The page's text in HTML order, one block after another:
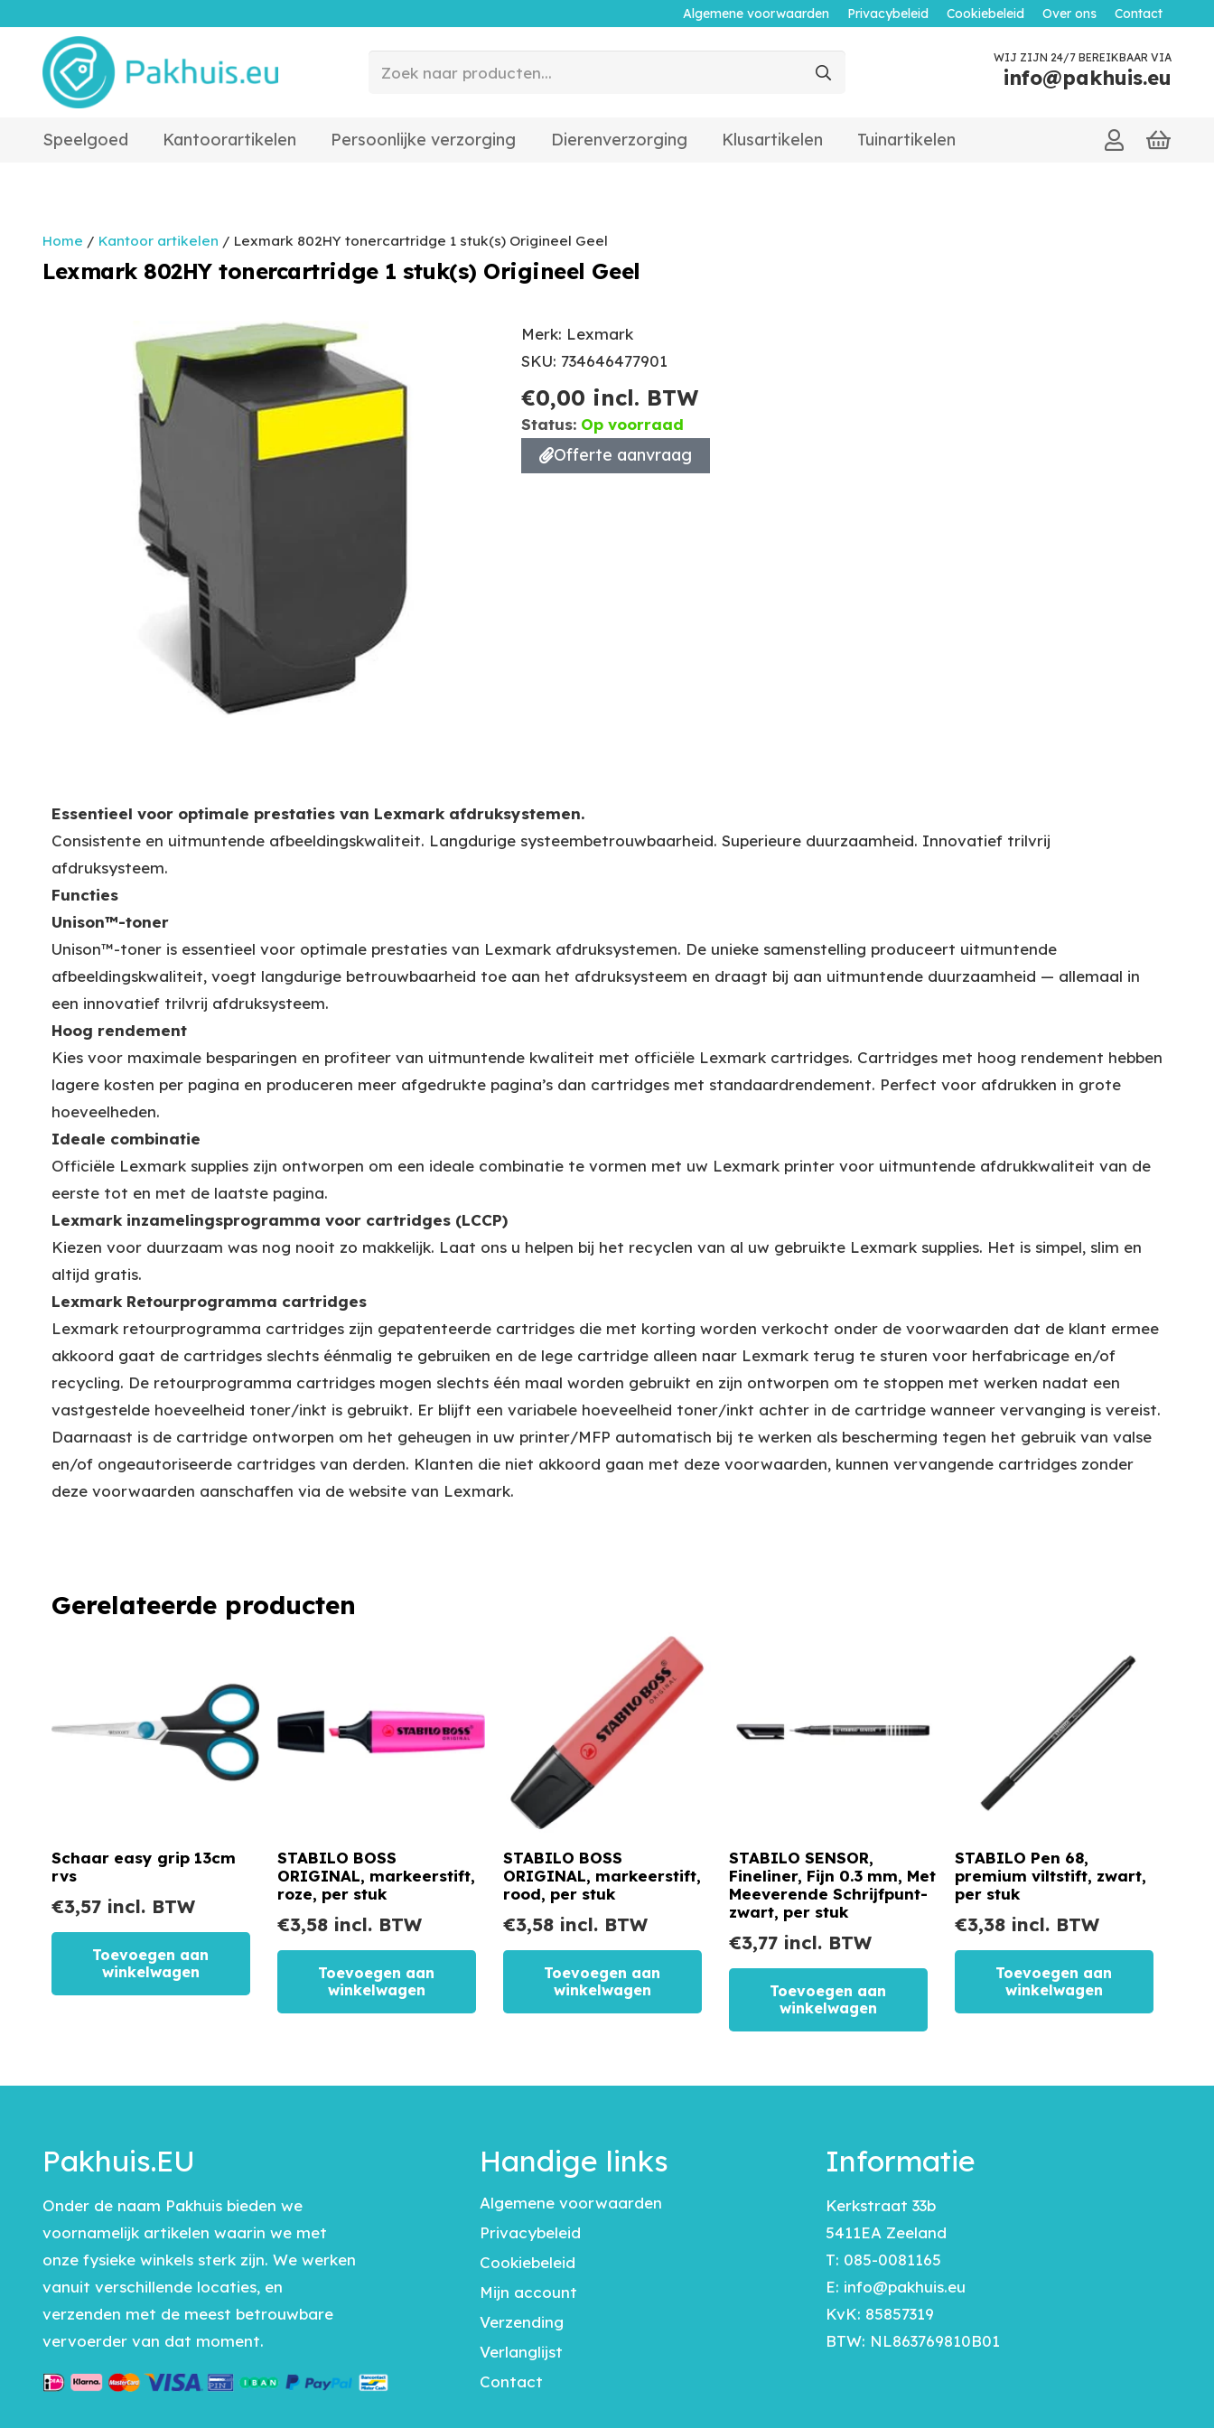
Algemene voorwaarden Privacybeleid Cookiebeleid Over ons Contact
WIJ ZIJN 24/7 BEREIKBAAR VIA
info@pakhuis.eu
Speelgoed Kantoorartikelen Persoonlijke verzorging Dierenverzorging Klusartikelen Tuinartikelen
Home / Kantoor artikelen / Lexmark 802HY tonercartridge 1 stuk(s) Origineel Geel
Lexmark 802HY tonercartridge 1 stuk(s) Origineel Geel
Merk: Lexmark
SKU: 734646477901
€0,00 incl. BTW
Status: Op voorraad
Offerte aanvraag
Essentieel voor optimale prestaties van Lexmark afdruksystemen.
Consistente en uitmuntende afbeeldingskwaliteit. Langdurige systeembetrouwbaarheid. Superieure duurzaamheid. Innovatief trilvrij
afdruksysteem.
Functies
Unison™-toner
Unison™-toner is essentieel voor optimale prestaties van Lexmark afdruksystemen. De unieke samenstelling produceert uitmuntende
afbeeldingskwaliteit, voegt langdurige betrouwbaarheid toe aan het afdruksysteem en draagt bij aan uitmuntende duurzaamheid — allemaal in
een innovatief trilvrij afdruksysteem.
Hoog rendement
Kies voor maximale besparingen en profiteer van uitmuntende kwaliteit met officiële Lexmark cartridges. Cartridges met hoog rendement hebben
lagere kosten per pagina en produceren meer afgedrukte pagina’s dan cartridges met standaardrendement. Perfect voor afdrukken in grote
hoeveelheden.
Ideale combinatie
Officiële Lexmark supplies zijn ontworpen om een ideale combinatie te vormen met uw Lexmark printer voor uitmuntende afdrukkwaliteit van de
eerste tot en met de laatste pagina.
Lexmark inzamelingsprogramma voor cartridges (LCCP)
Kiezen voor duurzaam was nog nooit zo makkelijk. Laat ons u helpen bij het recyclen van al uw gebruikte Lexmark supplies. Het is simpel, slim en
altijd gratis.
Lexmark Retourprogramma cartridges
Lexmark retourprogramma cartridges zijn gepatenteerde cartridges die met korting worden verkocht onder de voorwaarden dat de klant ermee
akkoord gaat de cartridges slechts éénmalig te gebruiken en de lege cartridge alleen naar Lexmark terug te sturen voor herfabricage en/of
recycling. De retourprogramma cartridges mogen slechts één maal worden gebruikt en zijn ontworpen om te stoppen met werken nadat een
vastgestelde hoeveelheid toner/inkt is gebruikt. Er blijft een variabele hoeveelheid toner/inkt achter in de cartridge wanneer vervanging is vereist.
Daarnaast is de cartridge ontworpen om het geheugen in uw printer/MFP automatisch bij te werken als bescherming tegen het gebruik van valse
en/of ongeautoriseerde cartridges van derden. Klanten die niet akkoord gaan met deze voorwaarden, kunnen vervangende cartridges zonder
deze voorwaarden aanschaffen via de website van Lexmark.
Gerelateerde producten
Schaar easy grip 13cm
rvs
€3,57 incl. BTW
Toevoegen aan
winkelwagen
STABILO BOSS
ORIGINAL, markeerstift,
roze, per stuk
€3,58 incl. BTW
Toevoegen aan
winkelwagen
STABILO BOSS
ORIGINAL, markeerstift,
rood, per stuk
€3,58 incl. BTW
Toevoegen aan
winkelwagen
STABILO SENSOR,
Fineliner, Fijn 0.3 mm, Met
Meeverende Schrijfpunt-
zwart, per stuk
€3,77 incl. BTW
Toevoegen aan
winkelwagen
STABILO Pen 68,
premium viltstift, zwart,
per stuk
€3,38 incl. BTW
Toevoegen aan
winkelwagen
Pakhuis.EU
Onder de naam Pakhuis bieden we
voornamelijk artikelen waarin we met
onze fysieke winkels sterk zijn. We werken
vanuit verschillende locaties, en
verzenden met de meest betrouwbare
vervoerder van dat moment.
Handige links
Algemene voorwaarden
Privacybeleid
Cookiebeleid
Mijn account
Verzending
Verlanglijst
Contact
Informatie
Kerkstraat 33b
5411EA Zeeland
T: 085-0081165
E: info@pakhuis.eu
KvK: 85857319
BTW: NL863769810B01